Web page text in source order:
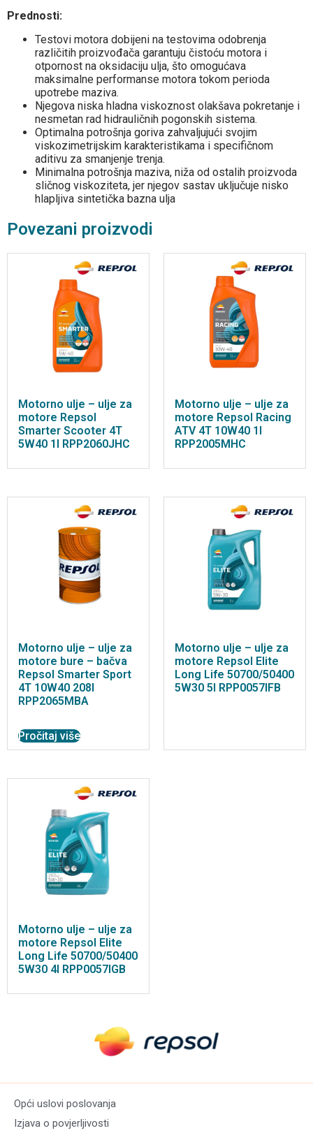
Prednosti:
Testovi motora dobijeni na testovima odobrenja
različitih proizvođača garantuju čistoću motora i
otpornost na oksidaciju ulja, što omogućava
maksimalne performanse motora tokom perioda
upotrebe maziva.
Njegova niska hladna viskoznost olakšava pokretanje i
nesmetan rad hidrauličnih pogonskih sistema.
Optimalna potrošnja goriva zahvaljujući svojim
viskozimetrijskim karakteristikama i specifičnom
aditivu za smanjenje trenja.
Minimalna potrošnja maziva, niža od ostalih proizvoda
sličnog viskoziteta, jer njegov sastav uključuje nisko
hlapljiva sintetička bazna ulja
Povezani proizvodi
Motorno ulje – ulje za
motore Repsol
Smarter Scooter 4T
5W40 1l RPP2060JHC
Motorno ulje – ulje za
motore Repsol Racing
ATV 4T 10W40 1l
RPP2005MHC
Motorno ulje – ulje za
motore bure – bačva
Repsol Smarter Sport
4T 10W40 208l
RPP2065MBA
Pročitaj više
Motorno ulje – ulje za
motore Repsol Elite
Long Life 50700/50400
5W30 5l RPP0057IFB
Motorno ulje – ulje za
motore Repsol Elite
Long Life 50700/50400
5W30 4l RPP0057IGB
Opći uslovi poslovanja
Izjava o povjerljivosti